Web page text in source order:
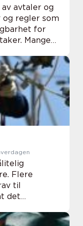
avtaler og
og regler som
for
Mange
Flere
til
det